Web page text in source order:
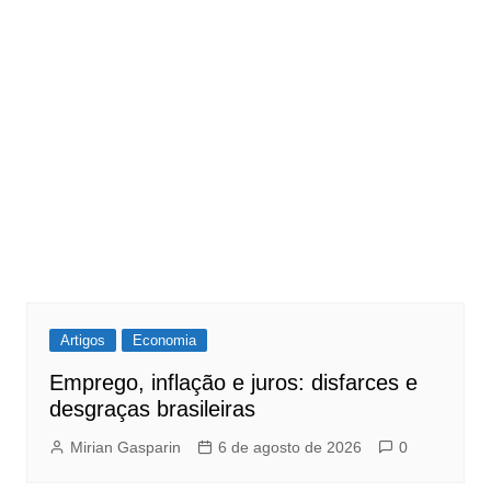
Artigos Economia
Emprego, inflação e juros: disfarces e
desgraças brasileiras
Mirian Gasparin 6 de agosto de 2026 0